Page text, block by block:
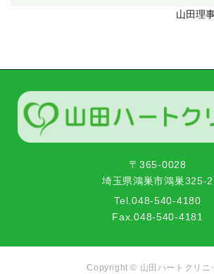
山田理
〒365-0028
埼玉県鴻巣市鴻巣325-2
Tel.048-540-4180
Fax.048-540-4181
Copyright © 山田ハートクリニ